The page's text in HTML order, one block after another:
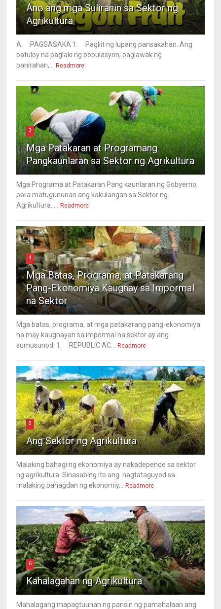
Ano ang mga Suliranin sa Sektor ng
Agrikultura
A. PAGSASAKA 1. Pagliit ng lupang pansakahan. Ang
patuloy na paglaki ng populasyon, paglawak ng
panirahan,...
Readmore
3
Mga Patakaran at Programang
Pangkaunlaran sa Sektor ng Agrikultura
Mga Programa at Patakaran Pang kaunlaran ng Gobyerno,
para matugununan ang kakulangan sa Sektor ng
Agrikultura. ...
Readmore
4
Mga Batas, Programa, at Patakarang
Pang-Ekonomiya Kaugnay sa Impormal
na Sektor
Mga batas, programa, at mga patakarang pang-ekonomiya
na may kaugnayan sa impormal na sektor ay ang
sumusunod: 1. REPUBLIC AC...
Readmore
5
Ang Sektor ng Agrikultura
Malaking bahagi ng ekonomiya ay nakadepende sa sektor
ng agrikultura. Sinasabing ito ang nagtataguyod sa
malaking bahagdan ng ekonomiy...
Readmore
6
Kahalagahan ng Agrikultura
Mahalagang mapagtuunan ng pansin ng pamahalaan ang